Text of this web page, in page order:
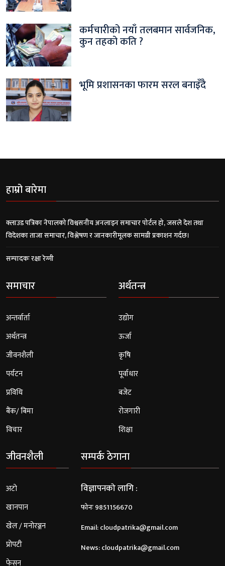
कर्मचारीको नयाँ तलबमान सार्वजनिक,
कुन तहको कति ?
भूमि प्रशासनका फारम सरल बनाइँदै
हाम्रो बारेमा
क्लाउड पत्रिका नेपालको विश्वसनीय अनलाइन समाचार पोर्टल हो, जसले देश तथा
विदेशका ताजा समाचार, विश्लेषण र जानकारीमूलक सामग्री प्रकाशन गर्दछ।
सम्पादकः रक्षा रेग्मी
समाचार
अन्तर्वार्ता
अर्थतन्त्र
जीवनशैली
पर्यटन
प्रविधि
बैंक/ बिमा
विचार
अर्थतन्त्र
उद्योग
ऊर्जा
कृषि
पूर्वाधार
बजेट
रोजगारी
शिक्षा
जीवनशैली
अटो
खानपान
खेल / मनोरञ्जन
प्रोपटी
फेसन
सम्पर्क ठेगाना
विज्ञापनको लागि :
फोनः 9851156670
Email:cloudpatrika@gmail.com
News:cloudpatrika@gmail.com